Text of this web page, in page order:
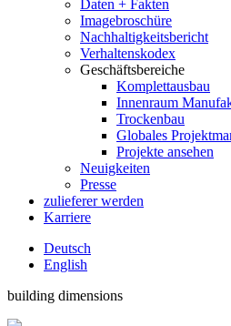
Daten + Fakten
Imagebroschüre
Nachhaltigkeitsbericht
Verhaltenskodex
Geschäftsbereiche
Komplettausbau
Innenraum
Trockenbau
Globales
Projekte ansehen
Neuigkeiten
Presse
zulieferer werden
Karriere
Deutsch
English
building dimensions